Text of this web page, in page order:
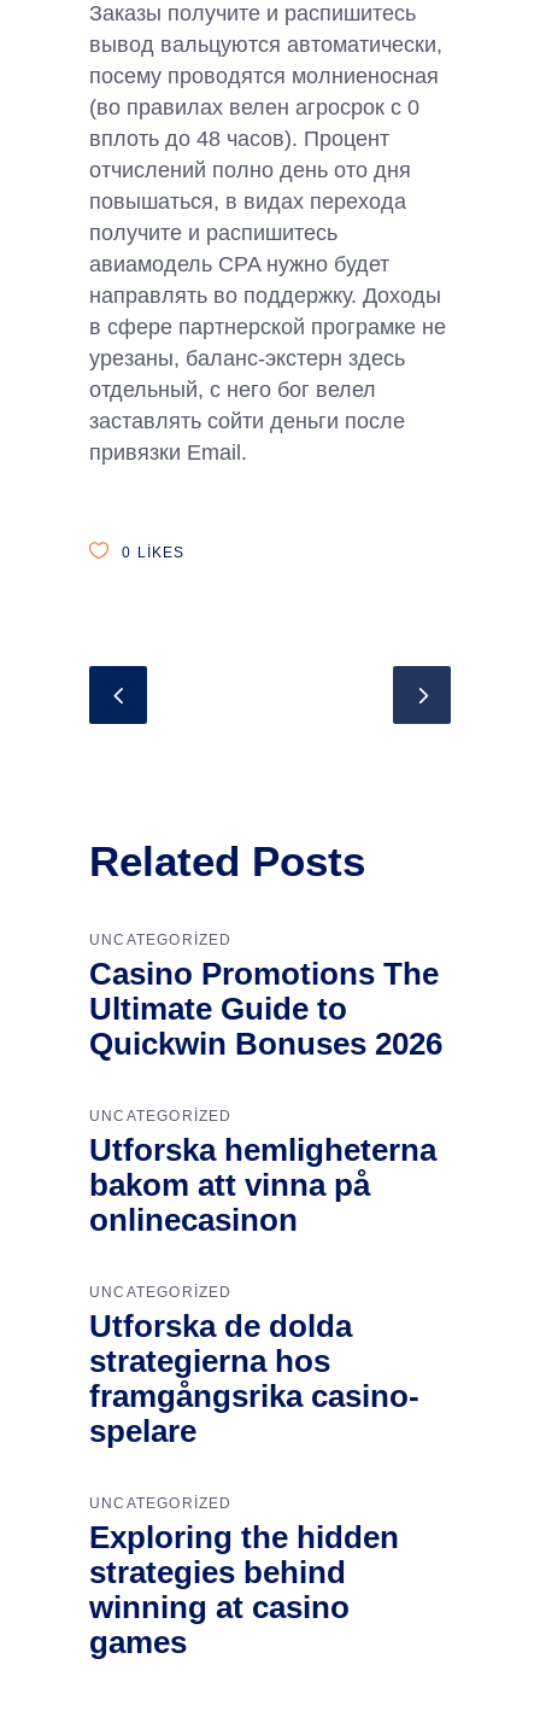
Заказы получите и распишитесь
вывод вальцуются автоматически,
посему проводятся молниеносная
(во правилах велен агросрок с 0
вплоть до 48 часов). Процент
отчислений полно день ото дня
повышаться, в видах перехода
получите и распишитесь
авиамодель CPA нужно будет
направлять во поддержку. Доходы
в сфере партнерской програмке не
урезаны, баланс-экстерн здесь
отдельный, с него бог велел
заставлять сойти деньги после
привязки Email.
0 LIKES
Related Posts
UNCATEGORIZED
Casino Promotions The
Ultimate Guide to
Quickwin Bonuses 2026
UNCATEGORIZED
Utforska hemligheterna
bakom att vinna på
onlinecasinon
UNCATEGORIZED
Utforska de dolda
strategierna hos
framgångsrika casino-
spelare
UNCATEGORIZED
Exploring the hidden
strategies behind
winning at casino
games